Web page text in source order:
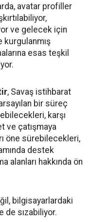
avatar profiller
ve gelecek için
esas teşkil
, Savaş istihbarat
bir süreç
karşı
ve çatışmaya
öne sürebilecekleri,
destek
alanları hakkında ön
bilgisayarlardaki
de sızabiliyor.